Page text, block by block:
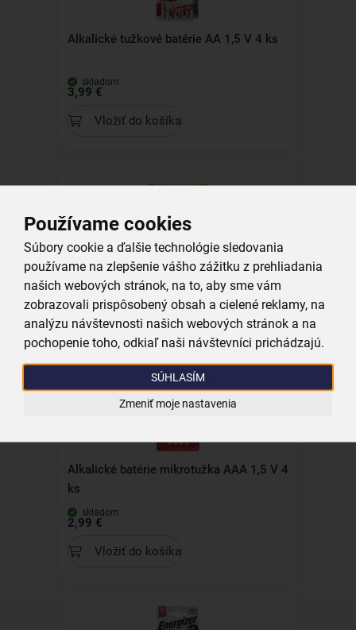
Používame cookies
Súbory cookie a ďalšie technológie sledovania
používame na zlepšenie vášho zážitku z prehliadania
našich webových stránok, na to, aby sme vám
zobrazovali prispôsobený obsah a cielené reklamy, na
analýzu návštevnosti našich webových stránok a na
pochopenie toho, odkiaľ naši návštevníci prichádzajú.
SÚHLASÍM
Zmeniť moje nastavenia
Alkalické tužkové batérie AA 1,5 V 4 ks
skladom
3,99 €
Vložiť do košíka
Alkalické batérie mikrotužka AAA 1,5 V
10 ks
skladom
7,99 €
Vložiť do košíka
Alkalické batérie mikrotužka AAA 1,5 V 4
ks
skladom
2,99 €
Vložiť do košíka